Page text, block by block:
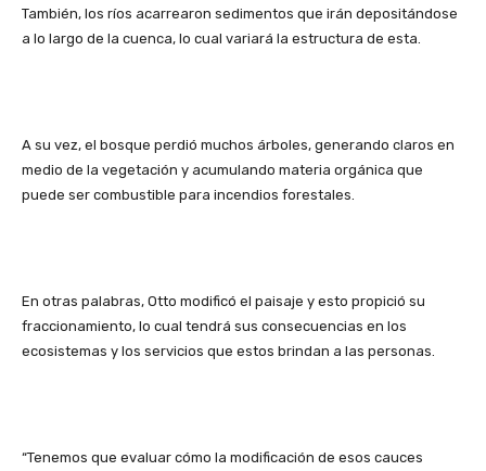
También, los ríos acarrearon sedimentos que irán depositándose
a lo largo de la cuenca, lo cual variará la estructura de esta.
A su vez, el bosque perdió muchos árboles, generando claros en
medio de la vegetación y acumulando materia orgánica que
puede ser combustible para incendios forestales.
En otras palabras, Otto modificó el paisaje y esto propició su
fraccionamiento, lo cual tendrá sus consecuencias en los
ecosistemas y los servicios que estos brindan a las personas.
“Tenemos que evaluar cómo la modificación de esos cauces